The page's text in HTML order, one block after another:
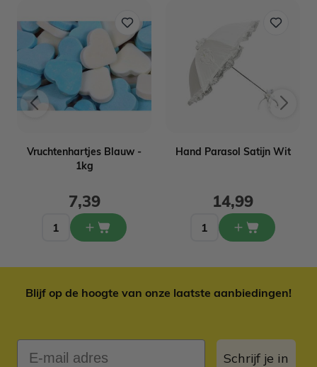
Vruchtenhartjes Blauw -
1kg
7,39
Hand Parasol Satijn Wit
14,99
Blijf op de hoogte van onze laatste aanbiedingen!
E-mail adres
Schrijf je in